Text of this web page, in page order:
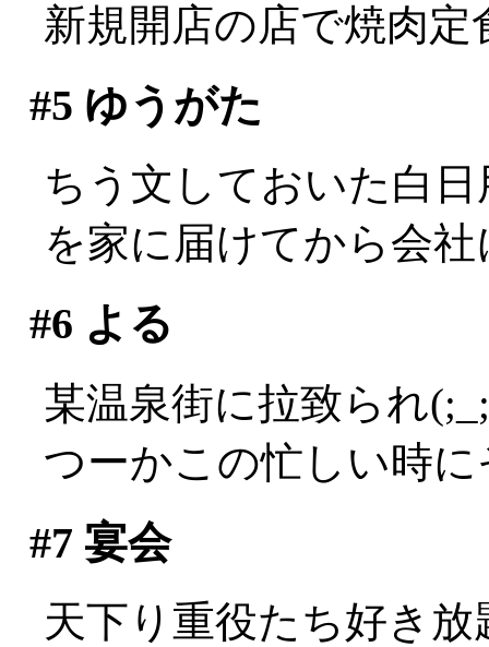
新規開店の店で焼肉定
#5 ゆうがた
ちう文しておいた白
を家に届けてから会
#6 よる
某温泉街に拉致られ
つーかこの忙しい時
#7 宴会
天下り重役たち好き